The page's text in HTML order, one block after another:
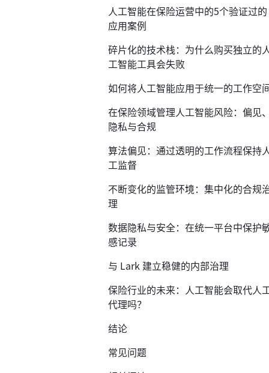
人工智能在保险运营中的5个验证过的
应用案例
碎片化的技术栈：为什么购买独立的
工智能工具会失败
如何将人工智能应用于统一的工作空
在保险领域管理人工智能风险：偏见
隐私与合规
算法偏见：通过透明的工作流程保持
工监督
不断变化的监管环境：集中化的合规
理
数据隐私与安全：在统一平台中保护
感记录
与 Lark 建立稳健的内部治理
保险行业的未来：人工智能会取代人
代理吗？
结论
常见问题